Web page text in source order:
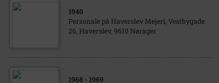
1940
Personale på Haverslev Mejeri, Vestbygade
26, Haverslev, 9610 Nørager
1968 - 1969